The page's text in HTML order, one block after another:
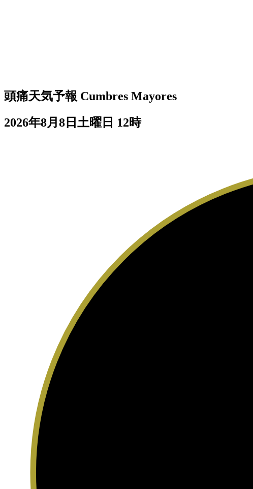
頭痛天気予報 Cumbres Mayores
2026年8月8日土曜日 12時